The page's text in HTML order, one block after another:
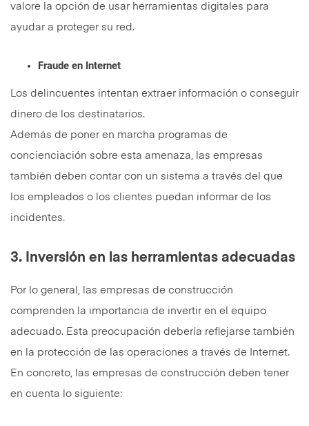
valore la opción de usar herramientas digitales para
ayudar a proteger su red.
Fraude en Internet
Los delincuentes intentan extraer información o conseguir
dinero de los destinatarios.
Además de poner en marcha programas de
concienciación sobre esta amenaza, las empresas
también deben contar con un sistema a través del que
los empleados o los clientes puedan informar de los
incidentes.
3. Inversión en las herramientas adecuadas
Por lo general, las empresas de construcción
comprenden la importancia de invertir en el equipo
adecuado. Esta preocupación debería reflejarse también
en la protección de las operaciones a través de Internet.
En concreto, las empresas de construcción deben tener
en cuenta lo siguiente: